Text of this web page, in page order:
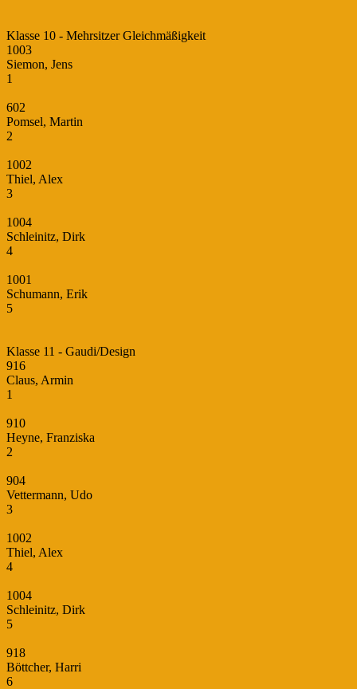
Klasse 10 - Mehrsitzer Gleichmäßigkeit
1003
Siemon, Jens
1
602
Pomsel, Martin
2
1002
Thiel, Alex
3
1004
Schleinitz, Dirk
4
1001
Schumann, Erik
5
Klasse 11 - Gaudi/Design
916
Claus, Armin
1
910
Heyne, Franziska
2
904
Vettermann, Udo
3
1002
Thiel, Alex
4
1004
Schleinitz, Dirk
5
918
Böttcher, Harri
6